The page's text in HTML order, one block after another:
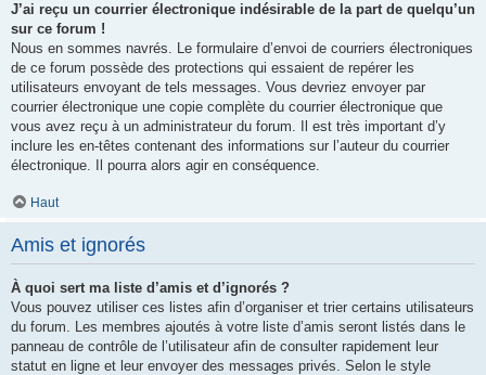
J’ai reçu un courrier électronique indésirable de la part de quelqu’un
sur ce forum !
Nous en sommes navrés. Le formulaire d’envoi de courriers électroniques
de ce forum possède des protections qui essaient de repérer les
utilisateurs envoyant de tels messages. Vous devriez envoyer par
courrier électronique une copie complète du courrier électronique que
vous avez reçu à un administrateur du forum. Il est très important d’y
inclure les en-têtes contenant des informations sur l’auteur du courrier
électronique. Il pourra alors agir en conséquence.
Haut
Amis et ignorés
À quoi sert ma liste d’amis et d’ignorés ?
Vous pouvez utiliser ces listes afin d’organiser et trier certains utilisateurs
du forum. Les membres ajoutés à votre liste d’amis seront listés dans le
panneau de contrôle de l’utilisateur afin de consulter rapidement leur
statut en ligne et leur envoyer des messages privés. Selon le style